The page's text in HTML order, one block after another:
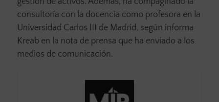
consultoría con la docencia como profesora en la
Universidad Carlos III de Madrid, según informa
Kreab en la nota de prensa que ha enviado a los
medios de comunicación.